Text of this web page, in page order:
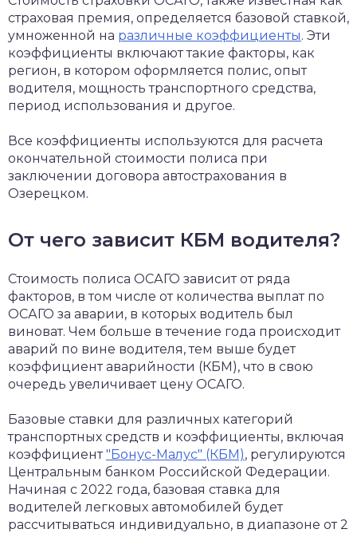
страховая премия, определяется базовой ставкой,
умноженной на различные коэффициенты. Эти
коэффициенты включают такие факторы, как
регион, в котором оформляется полис, опыт
водителя, мощность транспортного средства,
период использования и другое.
Все коэффициенты используются для расчета
окончательной стоимости полиса при
заключении договора автострахования в
Озерецком.
От чего зависит КБМ водителя?
Стоимость полиса ОСАГО зависит от ряда
факторов, в том числе от количества выплат по
ОСАГО за аварии, в которых водитель был
виноват. Чем больше в течение года происходит
аварий по вине водителя, тем выше будет
коэффициент аварийности (КБМ), что в свою
очередь увеличивает цену ОСАГО.
Базовые ставки для различных категорий
транспортных средств и коэффициенты, включая
коэффициент"Бонус-Малус" (КБМ), регулируются
Центральным банком Российской Федерации.
Начиная с 2022 года, базовая ставка для
водителей легковых автомобилей будет
рассчитываться индивидуально, в диапазоне от 2